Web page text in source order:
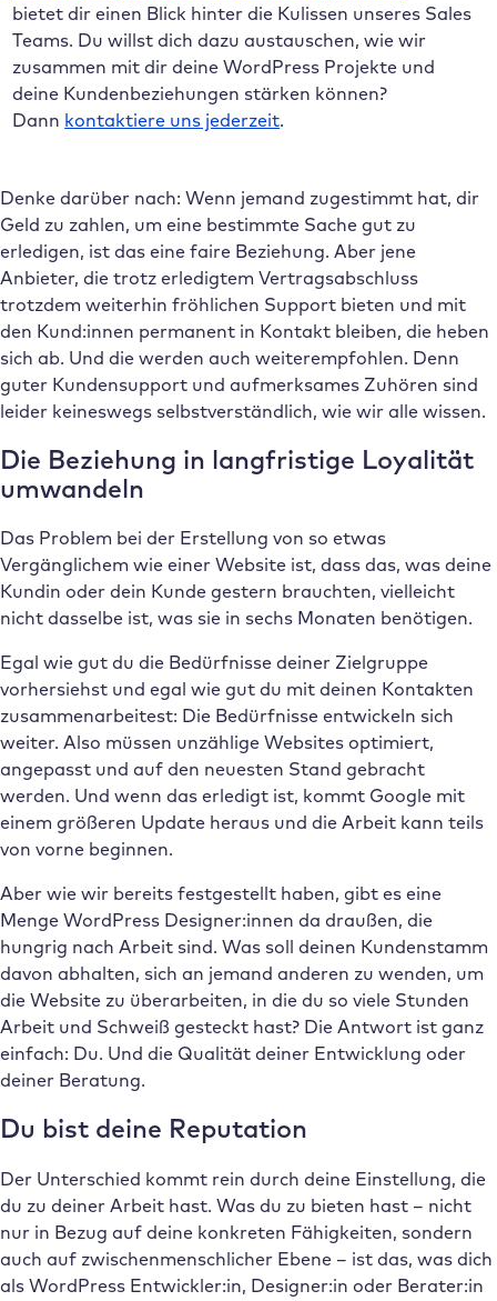
bietet dir einen Blick hinter die Kulissen unseres Sales
Teams. Du willst dich dazu austauschen, wie wir
zusammen mit dir deine WordPress Projekte und
deine Kundenbeziehungen stärken können?
Dann kontaktiere uns jederzeit.
Denke darüber nach: Wenn jemand zugestimmt hat, dir
Geld zu zahlen, um eine bestimmte Sache gut zu
erledigen, ist das eine faire Beziehung. Aber jene
Anbieter, die trotz erledigtem Vertragsabschluss
trotzdem weiterhin fröhlichen Support bieten und mit
den Kund:innen permanent in Kontakt bleiben, die heben
sich ab. Und die werden auch weiterempfohlen. Denn
guter Kundensupport und aufmerksames Zuhören sind
leider keineswegs selbstverständlich, wie wir alle wissen.
Die Beziehung in langfristige Loyalität
umwandeln
Das Problem bei der Erstellung von so etwas
Vergänglichem wie einer Website ist, dass das, was deine
Kundin oder dein Kunde gestern brauchten, vielleicht
nicht dasselbe ist, was sie in sechs Monaten benötigen.
Egal wie gut du die Bedürfnisse deiner Zielgruppe
vorhersiehst und egal wie gut du mit deinen Kontakten
zusammenarbeitest: Die Bedürfnisse entwickeln sich
weiter. Also müssen unzählige Websites optimiert,
angepasst und auf den neuesten Stand gebracht
werden. Und wenn das erledigt ist, kommt Google mit
einem größeren Update heraus und die Arbeit kann teils
von vorne beginnen.
Aber wie wir bereits festgestellt haben, gibt es eine
Menge WordPress Designer:innen da draußen, die
hungrig nach Arbeit sind. Was soll deinen Kundenstamm
davon abhalten, sich an jemand anderen zu wenden, um
die Website zu überarbeiten, in die du so viele Stunden
Arbeit und Schweiß gesteckt hast? Die Antwort ist ganz
einfach: Du. Und die Qualität deiner Entwicklung oder
deiner Beratung.
Du bist deine Reputation
Der Unterschied kommt rein durch deine Einstellung, die
du zu deiner Arbeit hast. Was du zu bieten hast – nicht
nur in Bezug auf deine konkreten Fähigkeiten, sondern
auch auf zwischenmenschlicher Ebene – ist das, was dich
als WordPress Entwickler:in, Designer:in oder Berater:in